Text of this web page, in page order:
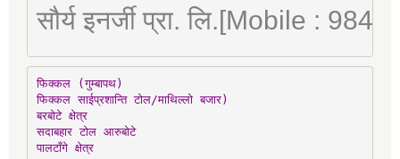
सौर्य इनर्जी प्रा. लि.[Mobile :
फिक्कल (गुम्बापथ)
फिक्कल साईप्रशान्ति टोल/माथिल्लो बजार)
बरबोटे क्षेत्र
सदाबहार टोल आरुबोटे
पालटाँगे क्षेत्र